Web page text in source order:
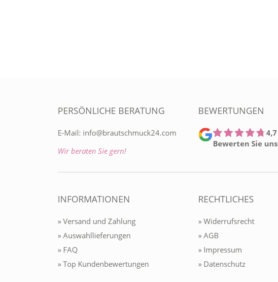
PERSÖNLICHE BERATUNG
E-Mail: info@brautschmuck24.com
Wir beraten Sie gern!
BEWERTUNGEN
4,7
Bewerten Sie uns
INFORMATIONEN
» Versand und Zahlung
» Auswahllieferungen
» FAQ
» Top Kundenbewertungen
RECHTLICHES
» Widerrufsrecht
» AGB
» Impressum
» Datenschutz